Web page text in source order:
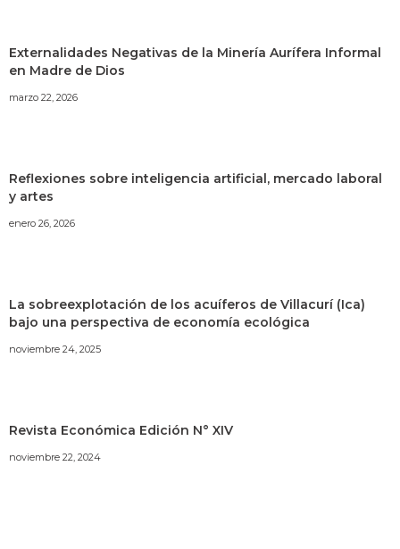
Externalidades Negativas de la Minería Aurífera Informal
en Madre de Dios
marzo 22, 2026
Reflexiones sobre inteligencia artificial, mercado laboral
y artes
enero 26, 2026
La sobreexplotación de los acuíferos de Villacurí (Ica)
bajo una perspectiva de economía ecológica
noviembre 24, 2025
Revista Económica Edición N° XIV
noviembre 22, 2024